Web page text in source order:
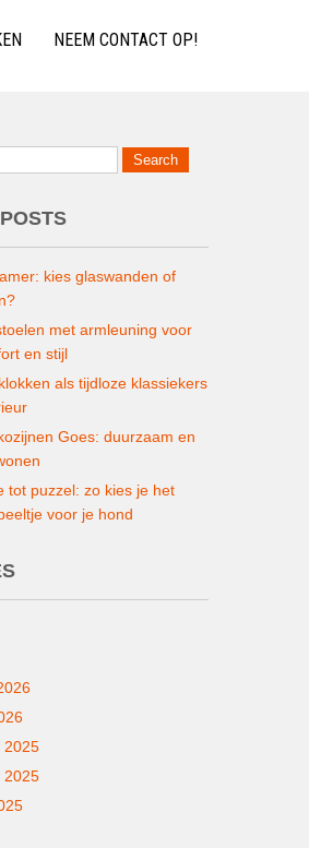
NEEM CONTACT OP!
kies glaswanden of
met armleuning voor
en stijl
als tijdloze klassiekers
Goes: duurzaam en
tot puzzel: zo kies je het
voor je hond
2025
2025